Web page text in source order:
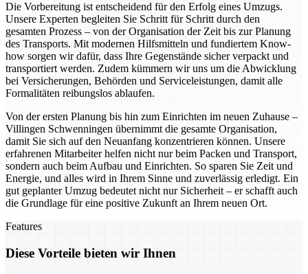
Die Vorbereitung ist entscheidend für den Erfolg eines Umzugs.
Unsere Experten begleiten Sie Schritt für Schritt durch den
gesamten Prozess – von der Organisation der Zeit bis zur Planung
des Transports. Mit modernen Hilfsmitteln und fundiertem Know-
how sorgen wir dafür, dass Ihre Gegenstände sicher verpackt und
transportiert werden. Zudem kümmern wir uns um die Abwicklung
bei Versicherungen, Behörden und Serviceleistungen, damit alle
Formalitäten reibungslos ablaufen.
Von der ersten Planung bis hin zum Einrichten im neuen Zuhause –
Villingen Schwenningen übernimmt die gesamte Organisation,
damit Sie sich auf den Neuanfang konzentrieren können. Unsere
erfahrenen Mitarbeiter helfen nicht nur beim Packen und Transport,
sondern auch beim Aufbau und Einrichten. So sparen Sie Zeit und
Energie, und alles wird in Ihrem Sinne und zuverlässig erledigt. Ein
gut geplanter Umzug bedeutet nicht nur Sicherheit – er schafft auch
die Grundlage für eine positive Zukunft an Ihrem neuen Ort.
Features
Diese Vorteile bieten wir Ihnen